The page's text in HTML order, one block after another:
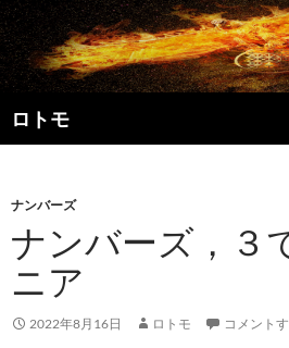
コ
ン
テ
ン
ツ
へ
プ
ロトモ
索
ナンバーズ
ナンバーズ，３
ニア
2022年8月16日 ロトモ コメント